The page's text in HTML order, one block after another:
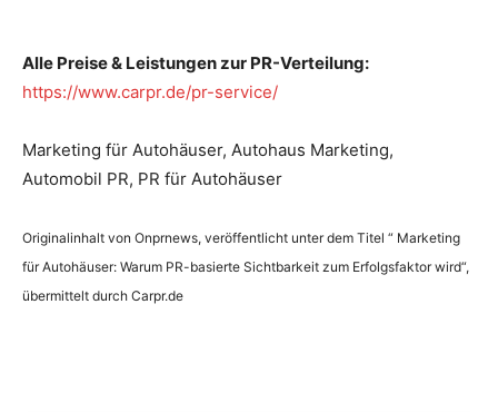
Alle Preise & Leistungen zur PR-Verteilung:
https://www.carpr.de/pr-service/
Marketing für Autohäuser, Autohaus Marketing,
Automobil PR, PR für Autohäuser
Originalinhalt von Onprnews, veröffentlicht unter dem Titel “ Marketing
für Autohäuser: Warum PR-basierte Sichtbarkeit zum Erfolgsfaktor wird“,
übermittelt durch Carpr.de